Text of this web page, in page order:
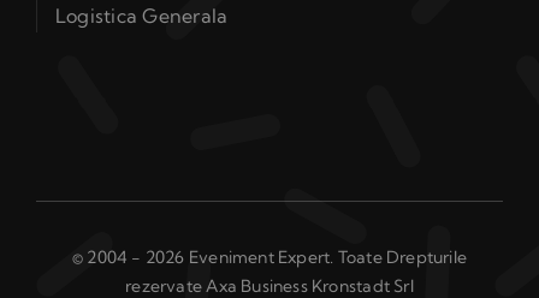
Logistica Generala
© 2004 - 2026 Eveniment Expert. Toate Drepturile
rezervate Axa Business Kronstadt Srl